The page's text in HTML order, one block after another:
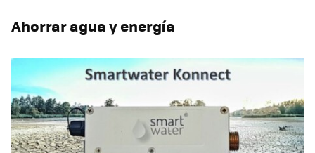
Ahorrar agua y energía